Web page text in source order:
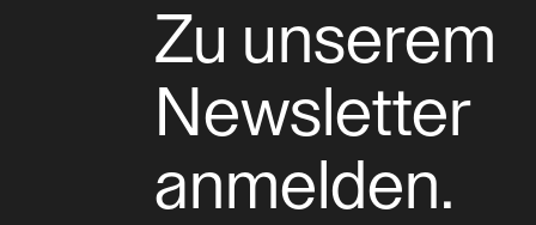
Zu unserem
Newsletter
anmelden.